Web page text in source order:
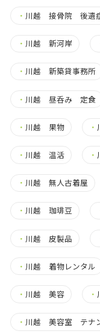
・ 川越 接骨院 後遺
・ 川越 新河岸
・ 川越 新築貸事務所
・ 川越 昼呑み 定食
・ 川越 果物 ・
・ 川越 温活 ・
・ 川越 無人古着屋
・ 川越 珈琲豆
・ 川越 皮製品
・ 川越 着物レンタル
・ 川越 美容 ・
・ 川越 美容室 テナ